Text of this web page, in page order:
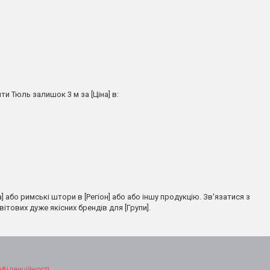
Тюль залишок 3 м за [Ціна] в:
римські штори в [Регіон] або або іншу продукцію. Зв'язатися з
дуже якісних брендів для [Групи].